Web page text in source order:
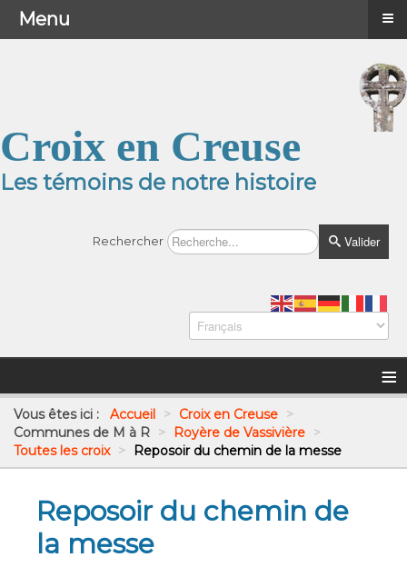
Croix en Creuse
Les témoins de notre histoire
Rechercher Valider
≡
Vous êtes ici : Accueil > Croix en Creuse >
Communes de M à R > Royère de Vassivière >
Toutes les croix > Reposoir du chemin de la messe
Reposoir du chemin de
la messe
Menu ≡
Menu ≡